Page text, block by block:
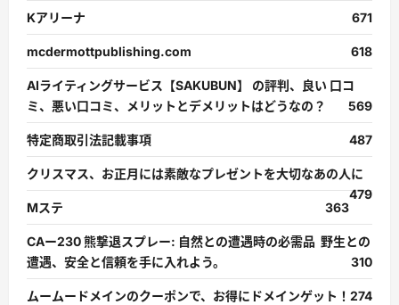
Kアリーナ 671
mcdermottpublishing.com 618
AIライティングサービス【SAKUBUN】 の評判、良い 口コ
ミ、悪い口コミ、メリットとデメリットはどうなの？
569
特定商取引法記載事項 487
クリスマス、お正月には素敵なプレゼントを大切なあの人に
479
Mステ
363
CAー230 熊撃退スプレー: 自然との遭遇時の必需品 野生との
遭遇、安全と信頼を手に入れよう。
310
ムームードメインのクーポンで、お得にドメインゲット！ 274